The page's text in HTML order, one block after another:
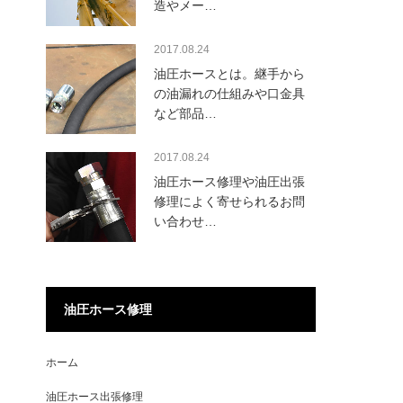
造やメー…
2017.08.24
油圧ホースとは。継手から
の油漏れの仕組みや口金具
など部品…
2017.08.24
油圧ホース修理や油圧出張
修理によく寄せられるお問
い合わせ…
油圧ホース修理
ホーム
油圧ホース出張修理